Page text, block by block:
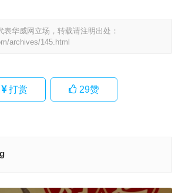
华威网立场，转载请注明出处：
archives/145.html
打赏 29赞